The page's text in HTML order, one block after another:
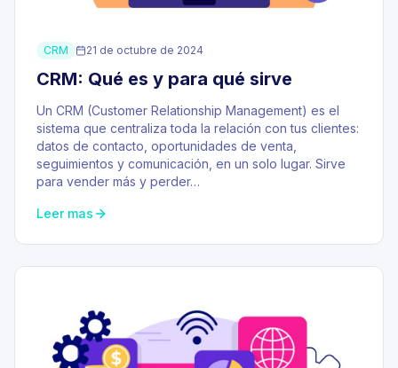
CRM 21 de octubre de 2024
CRM: Qué es y para qué sirve
Un CRM (Customer Relationship Management) es el
sistema que centraliza toda la relación con tus clientes:
datos de contacto, oportunidades de venta,
seguimientos y comunicación, en un solo lugar. Sirve
para vender más y perder…
Leer mas